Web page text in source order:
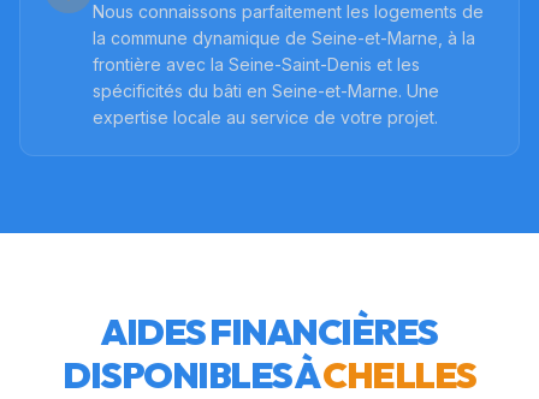
Nous connaissons parfaitement les logements de
la commune dynamique de Seine-et-Marne, à la
frontière avec la Seine-Saint-Denis et les
spécificités du bâti en Seine-et-Marne. Une
expertise locale au service de votre projet.
AIDES FINANCIÈRES
DISPONIBLES ÀCHELLES